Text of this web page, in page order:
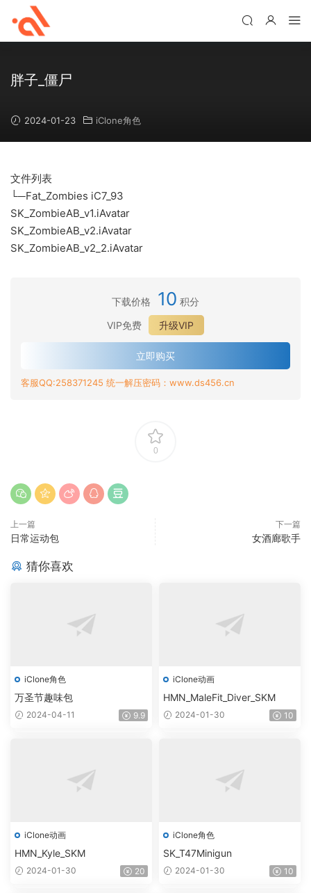
胖子_僵尸
2024-01-23 iClone角色
文件列表
└─Fat_Zombies iC7_93
SK_ZombieAB_v1.iAvatar
SK_ZombieAB_v2.iAvatar
SK_ZombieAB_v2_2.iAvatar
下载价格 10 积分
VIP免费
升级VIP
立即购买
客服QQ:258371245 统一解压密码：www.ds456.cn
0
上一篇
日常运动包
下一篇
女酒廊歌手
猜你喜欢
iClone角色
万圣节趣味包
2024-04-11 9.9
iClone动画
HMN_MaleFit_Diver_SKM
2024-01-30 10
iClone动画
HMN_Kyle_SKM
2024-01-30 20
iClone角色
SK_T47Minigun
2024-01-30 10